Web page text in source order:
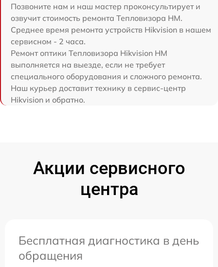
Позвоните нам и наш мастер проконсультирует и
озвучит стоимость ремонта Тепловизора HM.
Среднее время ремонта устройств Hikvision в нашем
сервисном - 2 часа.
Ремонт оптики Тепловизора Hikvision HM
выполняется на выезде, если не требует
специального оборудования и сложного ремонта.
Наш курьер доставит технику в сервис-центр
Hikvision и обратно.
Акции сервисного
центра
Бесплатная диагностика в день
обращения